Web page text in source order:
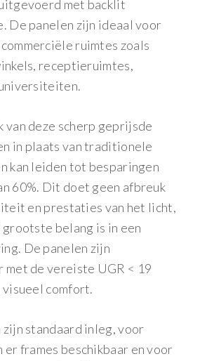
met backlit
De panelen zijn ideaal voor
ruimtes zoals
receptieruimtes,
van deze scherp geprijsde
in plaats van traditionele
kan leiden tot besparingen
60%. Dit doet geen afbreuk
en prestaties van het licht,
belang is in een
De panelen zijn
met de vereiste UGR < 19
comfort.
zijn standaard inleg, voor
er frames beschikbaar en voor